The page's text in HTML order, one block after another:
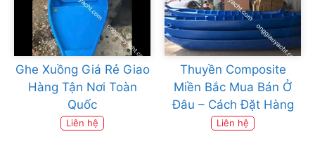
Ghe Xuồng Giá Rẻ Giao
Hàng Tận Nơi Toàn
Quốc
Liên hệ
Thuyền Composite
Miền Bắc Mua Bán Ở
Đâu – Cách Đặt Hàng
Liên hệ